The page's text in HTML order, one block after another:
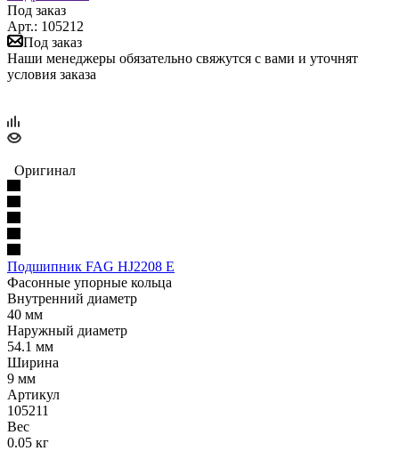
Под заказ
Арт.: 105212
Под заказ
Наши менеджеры обязательно свяжутся с вами и уточнят
условия заказа
Оригинал
Подшипник FAG HJ2208 E
Фасонные упорные кольца
Внутренний диаметр
40 мм
Наружный диаметр
54.1 мм
Ширина
9 мм
Артикул
105211
Вес
0.05 кг